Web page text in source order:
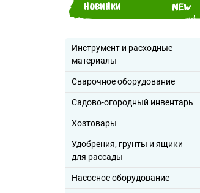
НОВИНКИ
Инструмент и расходные
материалы
Сварочное оборудование
Садово-огородный инвентарь
Хозтовары
Удобрения, грунты и ящики
для рассады
Насосное оборудование